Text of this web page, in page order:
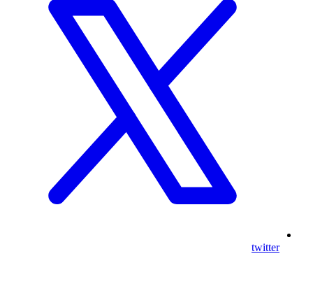
twitter